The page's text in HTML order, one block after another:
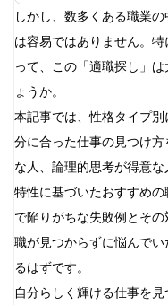
フリーランス
スタートアップ
旅行関連職
適職を見つけるための
興味のある職種
インターンシッ
業界の人に話を
小さく始めて徐
よくある適職探しの失
収入だけで判断す
社会的ステータ
しかし、数多くある職業
は容易ではありません。
って、この「適職探し」
ょうか。
本記事では、性格タイプ
分に合った仕事の見つけ
な人、論理的思考が得意
特性に基づいたおすすめ
で陥りがちな失敗例とそ
職が見つからずに悩んで
るはずです。
自分らしく輝ける仕事を